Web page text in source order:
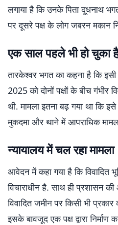
लगाया है कि उनके पिता दूधनाथ
पर दूसरे पक्ष के लोग जबरन मकान
एक साल पहले भी हो चुका
तारकेश्वर भगत का कहना है कि
2025 को दोनों पक्षों के बीच गंभीर
थी. मामला इतना बढ़ गया था कि
मुकदमा और थाने में आपराधिक
न्यायालय में चल रहा मामला
आवेदन में कहा गया है कि विवादित
विचाराधीन है. साथ ही प्रशासन
विवादित जमीन पर किसी भी
इसके बावजूद एक पक्ष द्वारा निर्माण